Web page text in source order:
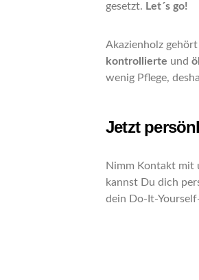
gesetzt. Let´s go!
Akazienholz
kontrollierte und
wenig Pflege,
Jetzt
Nimm Kontakt mit
kannst Du dich
dein Do-It-